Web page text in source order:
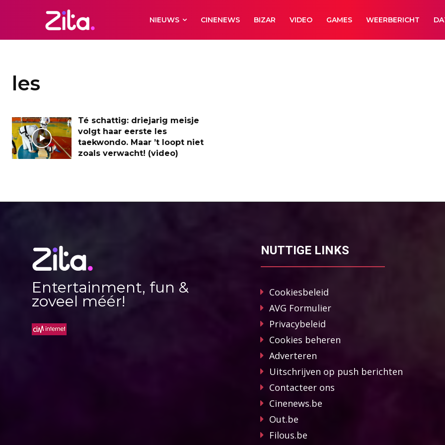
NIEUWS CINENEWS BIZAR VIDEO GAMES WEERBERICHT
les
Té schattig: driejarig meisje
volgt haar eerste les
taekwondo. Maar ’t loopt niet
zoals verwacht! (video)
Entertainment, fun &
zoveel méér!
NUTTIGE LINKS
Cookiesbeleid
AVG Formulier
Privacybeleid
Cookies beheren
Adverteren
Uitschrijven op push berichten
Contacteer ons
Cinenews.be
Out.be
Filous.be